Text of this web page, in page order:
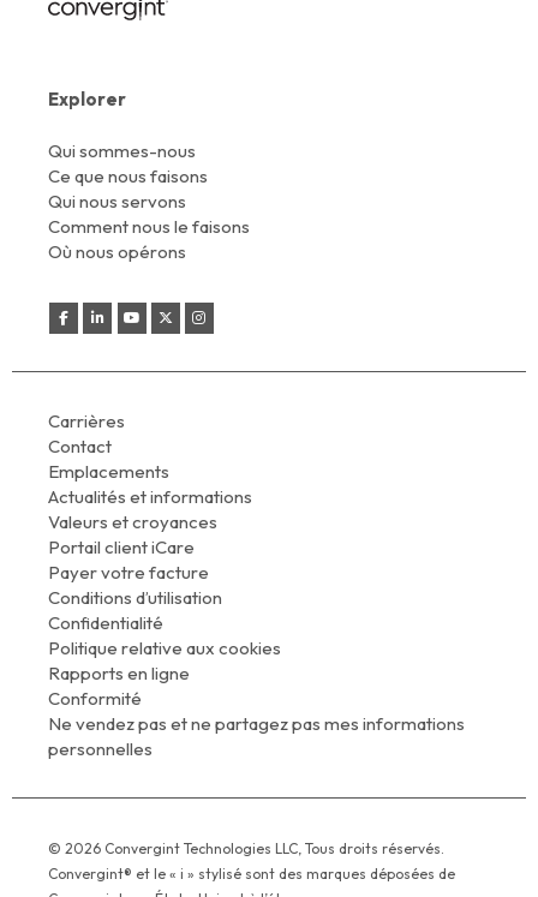
Explorer
Qui sommes-nous
Ce que nous faisons
Qui nous servons
Comment nous le faisons
Où nous opérons
Carrières
Contact
Emplacements
Actualités et informations
Valeurs et croyances
Portail client iCare
Payer votre facture
Conditions d’utilisation
Confidentialité
Politique relative aux cookies
Rapports en ligne
Conformité
Ne vendez pas et ne partagez pas mes informations
personnelles
© 2026 Convergint Technologies LLC, Tous droits réservés.
Convergint® et le « i » stylisé sont des marques déposées de